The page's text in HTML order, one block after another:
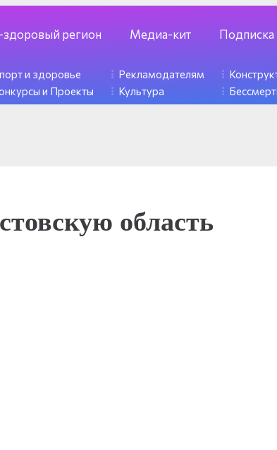
регион Медиа-кит Подписка
и здоровье
и Проекты
Рекламодателям
Культура
область